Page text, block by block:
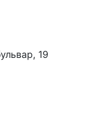
19